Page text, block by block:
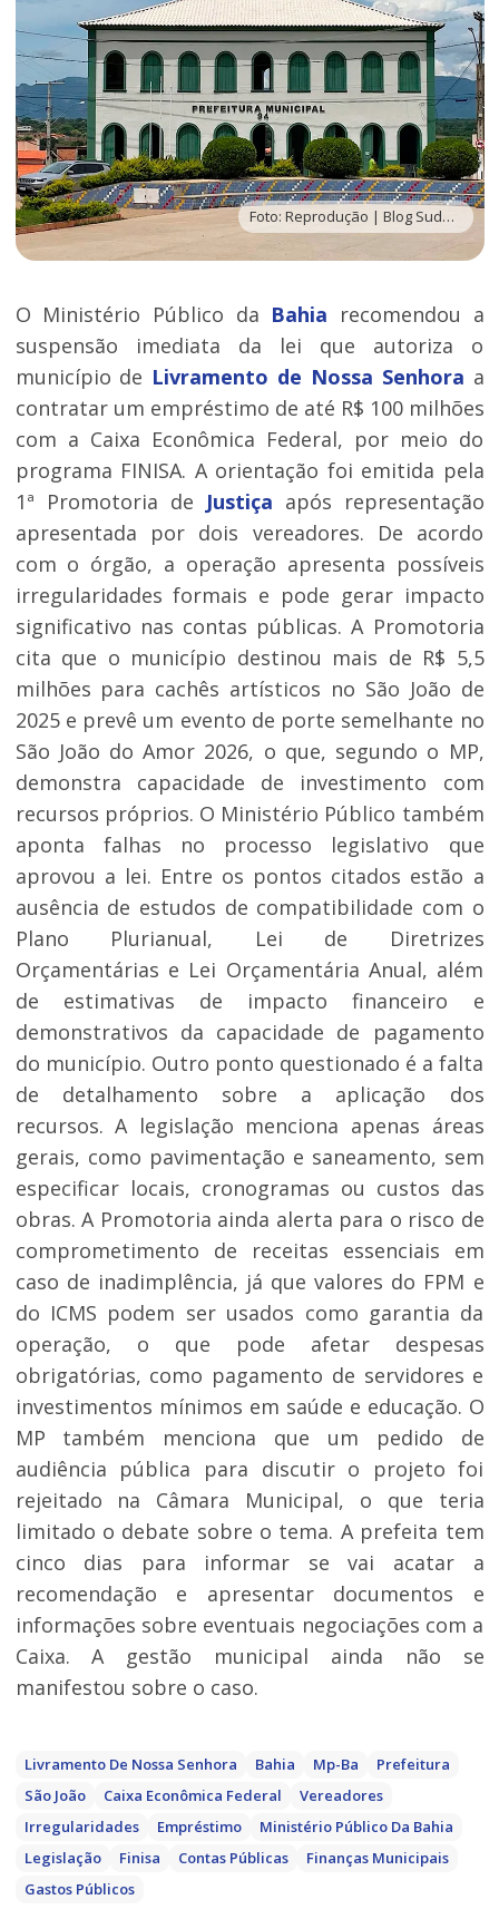
Foto: Reprodução | Blog Sudoeste
O Ministério Público da Bahia recomendou a
suspensão imediata da lei que autoriza o
município de Livramento de Nossa Senhora a
contratar um empréstimo de até R$ 100 milhões
com a Caixa Econômica Federal, por meio do
programa FINISA. A orientação foi emitida pela
1ª Promotoria de Justiça após representação
apresentada por dois vereadores. De acordo
com o órgão, a operação apresenta possíveis
irregularidades formais e pode gerar impacto
significativo nas contas públicas. A Promotoria
cita que o município destinou mais de R$ 5,5
milhões para cachês artísticos no São João de
2025 e prevê um evento de porte semelhante no
São João do Amor 2026, o que, segundo o MP,
demonstra capacidade de investimento com
recursos próprios. O Ministério Público também
aponta falhas no processo legislativo que
aprovou a lei. Entre os pontos citados estão a
ausência de estudos de compatibilidade com o
Plano Plurianual, Lei de Diretrizes
Orçamentárias e Lei Orçamentária Anual, além
de estimativas de impacto financeiro e
demonstrativos da capacidade de pagamento
do município. Outro ponto questionado é a falta
de detalhamento sobre a aplicação dos
recursos. A legislação menciona apenas áreas
gerais, como pavimentação e saneamento, sem
especificar locais, cronogramas ou custos das
obras. A Promotoria ainda alerta para o risco de
comprometimento de receitas essenciais em
caso de inadimplência, já que valores do FPM e
do ICMS podem ser usados como garantia da
operação, o que pode afetar despesas
obrigatórias, como pagamento de servidores e
investimentos mínimos em saúde e educação. O
MP também menciona que um pedido de
audiência pública para discutir o projeto foi
rejeitado na Câmara Municipal, o que teria
limitado o debate sobre o tema. A prefeita tem
cinco dias para informar se vai acatar a
recomendação e apresentar documentos e
informações sobre eventuais negociações com a
Caixa. A gestão municipal ainda não se
manifestou sobre o caso.
Livramento De Nossa Senhora Bahia Mp-Ba
Prefeitura
São João
Caixa Econômica Federal
Vereadores
Irregularidades
Empréstimo
Ministério Público Da Bahia
Legislação
Finisa Contas Públicas
Finanças Municipais
Gastos Públicos